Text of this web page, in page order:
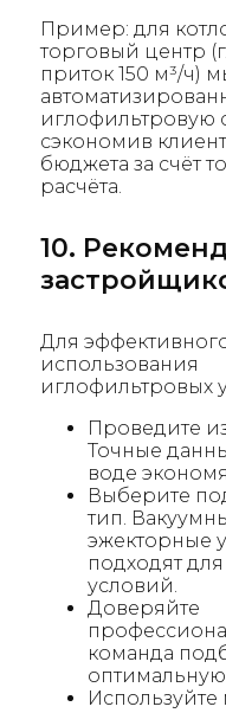
Пример: для
торговый центр
приток 150 м³/ч)
иглофильтровую
сэкономив
бюджета за счёт
расчёта.
10.
Для
использования
иглофильтровых
Проведите
Точные
воде
Выберите
тип.
эжекторные
подходят
условий.
Доверяйте
команда
оптимальную